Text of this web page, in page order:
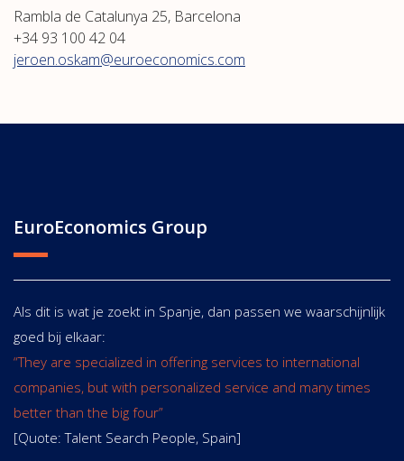
Rambla de Catalunya 25, Barcelona
+34 93 100 42 04
jeroen.oskam@euroeconomics.com
EuroEconomics Group
Als dit is wat je zoekt in Spanje, dan passen we waarschijnlijk
goed bij elkaar:
“They are specialized in offering services to international
companies, but with personalized service and many times
better than the big four”
[Quote: Talent Search People, Spain]